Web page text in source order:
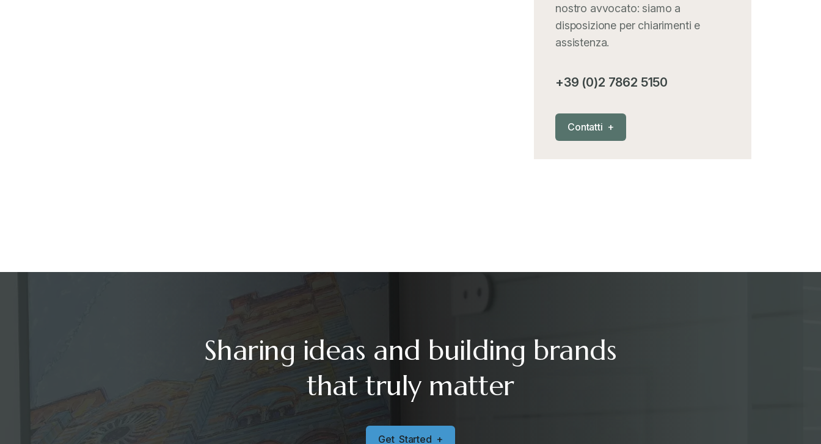
nostro avvocato: siamo a
disposizione per chiarimenti e
assistenza.
+39 (0)2 7862 5150
Contatti +
Sharing ideas and building brands
that truly matter
Get Started +